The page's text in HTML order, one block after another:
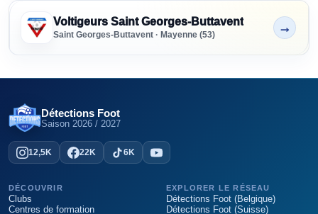
Voltigeurs Saint Georges-Buttavent
Saint Georges-Buttavent · Mayenne (53)
Non indiqué
→
Détections Foot
Saison 2026 / 2027
12,5K 22K 6K
DÉCOUVRIR
Clubs
Centres de formation
EXPLORER LE RÉSEAU
Détections Foot (Belgique)
Détections Foot (Suisse)